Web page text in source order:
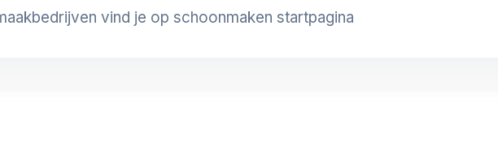
vind je op schoonmaken startpagina